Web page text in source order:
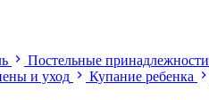
Постельные принадлежности
и уход
Купание ребенка